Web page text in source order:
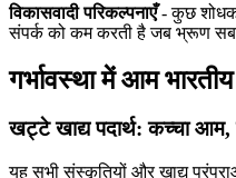
विकासवादी परिकल्पनाएँ- कुछ
संपर्क को कम करती है जब भ्रूण सबसे
गर्भावस्था में आम
खट्टे खाद्य पदार्थ: कच्चा
यह सभी संस्कृतियों और खाद्य